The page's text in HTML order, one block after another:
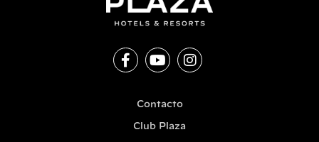
Contacto
Club Plaza